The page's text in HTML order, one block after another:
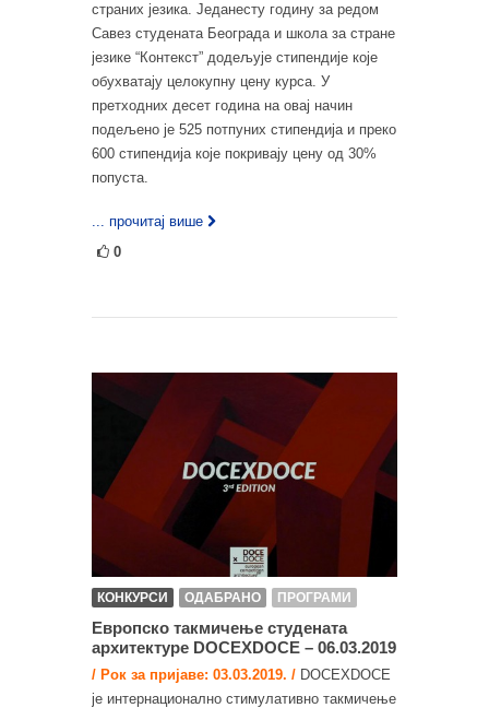
страних језика. Једанесту годину за редом
Савез студената Београда и школа за стране
језике “Контекст” додељује стипендије које
обухватају целокупну цену курса. У
претходних десет година на овај начин
подељено је 525 потпуних стипендија и преко
600 стипендија које покривају цену од 30%
попуста.
... прочитај више
0
КОНКУРСИ ОДАБРАНО ПРОГРАМИ
Европско такмичење студената
архитектуре DOCEXDOCE – 06.03.2019
/ Рок за пријаве: 03.03.2019. / DOCEXDOCE
је интернационално стимулативно такмичење